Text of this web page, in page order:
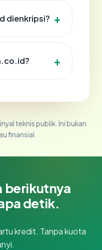
dienkripsi?
teknis publik. Ini bukan
finansial.
berikutnya
detik.
kredit. Tanpa kuota